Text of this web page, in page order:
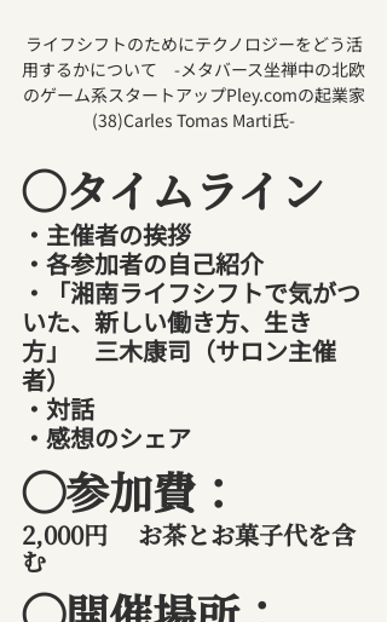
ライフシフトのためにテクノロジーをどう活
用するかについて　-メタバース坐禅中の北欧
のゲーム系スタートアップPley.comの起業家
(38)Carles Tomas Marti氏-
◯タイムライン
・主催者の挨拶
・各参加者の自己紹介
・「湘南ライフシフトで気がつ
いた、新しい働き方、生き
方」　三木康司（サロン主催
者）
・対話
・感想のシェア
◯参加費：
2,000円 　お茶とお菓子代を含
む